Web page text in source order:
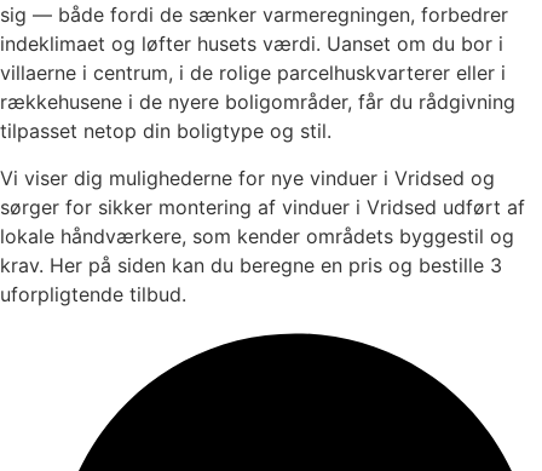
sig — både fordi de sænker varmeregningen, forbedrer
indeklimaet og løfter husets værdi. Uanset om du bor i
villaerne i centrum, i de rolige parcelhuskvarterer eller i
rækkehusene i de nyere boligområder, får du rådgivning
tilpasset netop din boligtype og stil.
Vi viser dig mulighederne for nye vinduer i Vridsed og
sørger for sikker montering af vinduer i Vridsed udført af
lokale håndværkere, som kender områdets byggestil og
krav. Her på siden kan du beregne en pris og bestille 3
uforpligtende tilbud.